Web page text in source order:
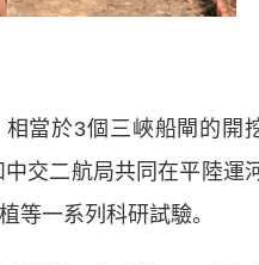
當於3個三峽船閘的開
交二航局共同在平陸運河
等一系列科研試驗。